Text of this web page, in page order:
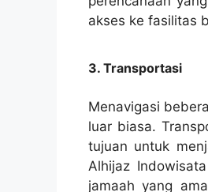
akses ke fasilitas
3. Transportasi
Menavigasi
luar biasa.
tujuan untuk
Alhijaz
jamaah yang